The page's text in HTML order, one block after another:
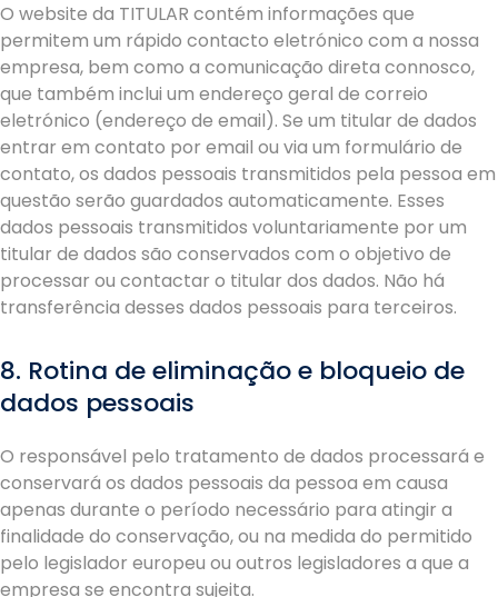
O website da TITULAR contém informações que
permitem um rápido contacto eletrónico com a nossa
empresa, bem como a comunicação direta connosco,
que também inclui um endereço geral de correio
eletrónico (endereço de email). Se um titular de dados
entrar em contato por email ou via um formulário de
contato, os dados pessoais transmitidos pela pessoa em
questão serão guardados automaticamente. Esses
dados pessoais transmitidos voluntariamente por um
titular de dados são conservados com o objetivo de
processar ou contactar o titular dos dados. Não há
transferência desses dados pessoais para terceiros.
8. Rotina de eliminação e bloqueio de
dados pessoais
O responsável pelo tratamento de dados processará e
conservará os dados pessoais da pessoa em causa
apenas durante o período necessário para atingir a
finalidade do conservação, ou na medida do permitido
pelo legislador europeu ou outros legisladores a que a
empresa se encontra sujeita.